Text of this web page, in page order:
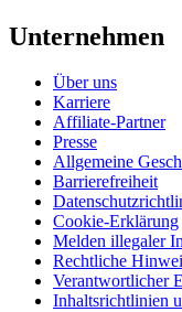
Unternehmen
Über uns
Karriere
Affiliate-Partner
Presse
Allgemeine
Barrierefreiheit
Cookie-Erklärung
Melden illegaler
Rechtliche
Verantwortlicher
Inhaltsrichtlinien